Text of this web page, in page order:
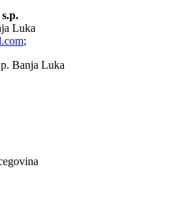
Luka
;
Banja Luka